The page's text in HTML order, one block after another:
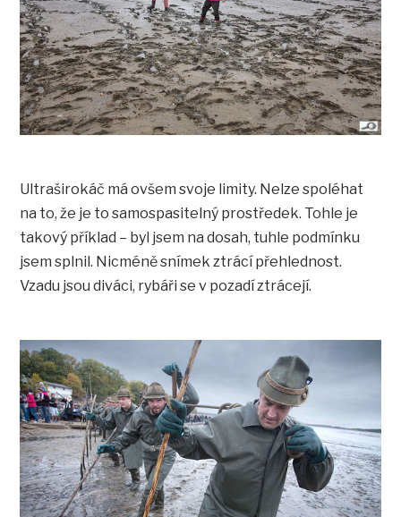
Ultraširokáč má ovšem svoje limity. Nelze spoléhat
na to, že je to samospasitelný prostředek. Tohle je
takový příklad – byl jsem na dosah, tuhle podmínku
jsem splnil. Nicméně snímek ztrácí přehlednost.
Vzadu jsou diváci, rybáři se v pozadí ztrácejí.